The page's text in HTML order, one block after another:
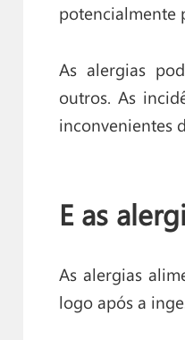
potencialmente
As alergias
outros. As
inconvenientes
E as
As alergias
logo após a